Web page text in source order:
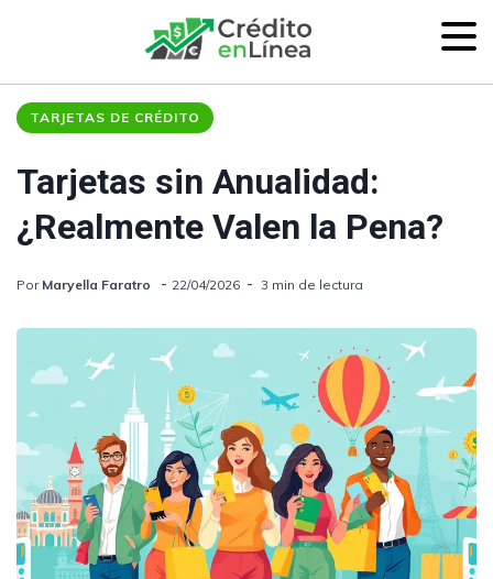
TARJETAS DE CRÉDITO
Tarjetas sin Anualidad:
¿Realmente Valen la Pena?
Por Maryella Faratro 22/04/2026 3 min de lectura